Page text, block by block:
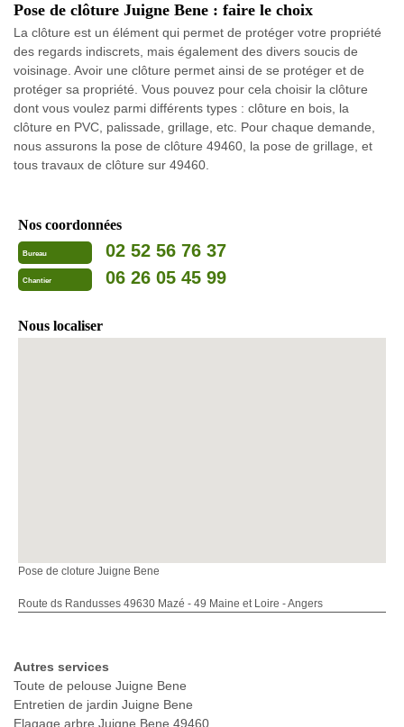
Pose de clôture Juigne Bene : faire le choix
La clôture est un élément qui permet de protéger votre propriété
des regards indiscrets, mais également des divers soucis de
voisinage. Avoir une clôture permet ainsi de se protéger et de
protéger sa propriété. Vous pouvez pour cela choisir la clôture
dont vous voulez parmi différents types : clôture en bois, la
clôture en PVC, palissade, grillage, etc. Pour chaque demande,
nous assurons la pose de clôture 49460, la pose de grillage, et
tous travaux de clôture sur 49460.
Nos coordonnées
Bureau 02 52 56 76 37
Chantier 06 26 05 45 99
Nous localiser
Pose de cloture Juigne Bene
Route ds Randusses 49630 Mazé - 49 Maine et Loire - Angers
Autres services
Toute de pelouse Juigne Bene
Entretien de jardin Juigne Bene
Elagage arbre Juigne Bene 49460